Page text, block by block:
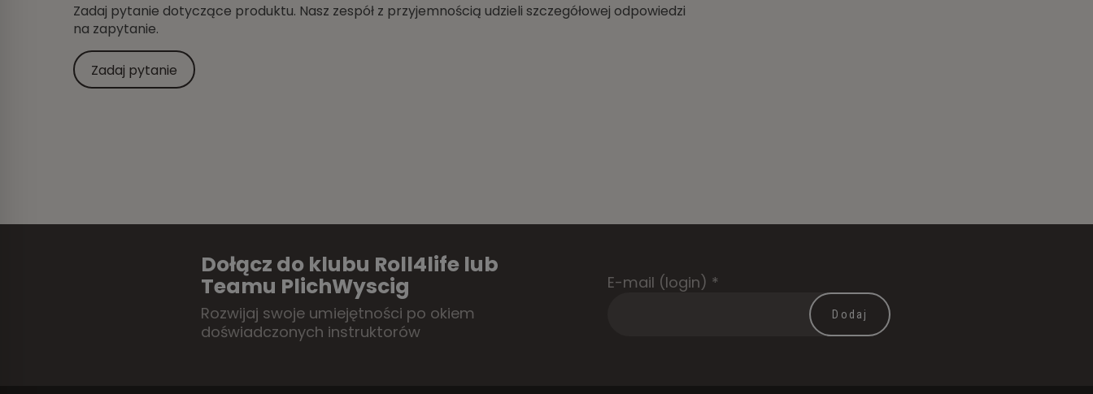
Zadaj pytanie dotyczące produktu. Nasz zespół z przyjemnością udzieli szczegółowej odpowiedzi
na zapytanie.
Zadaj pytanie
Dołącz do klubu Roll4life lub
Teamu PlichWyscig
Rozwijaj swoje umiejętności po okiem
doświadczonych instruktorów
E-mail (login) *